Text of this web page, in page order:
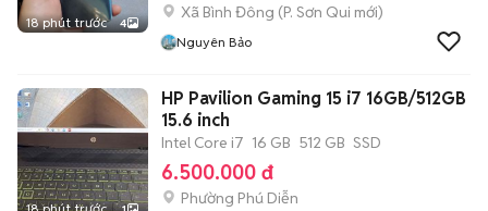
18 phút trước 4
Xã Bình Đông (P. Sơn Qui mới)
Nguyên Bảo
HP Pavilion Gaming 15 i7 16GB/512GB
15.6 inch
Intel Core i7 16 GB 512 GB SSD
6.500.000 đ
Phường Phú Diễn